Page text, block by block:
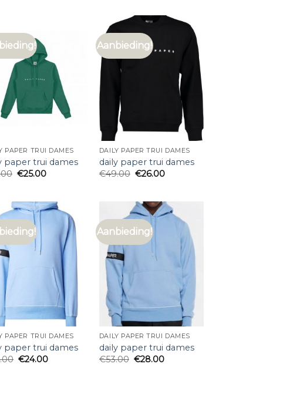
PAPER TRUI DAMES
paper trui dames
€25.00
Aanbieding!
DAILY PAPER TRUI DAMES
daily paper trui dames
€49.00 €26.00
PAPER TRUI DAMES
paper trui dames
€24.00
Aanbieding!
DAILY PAPER TRUI DAMES
daily paper trui dames
€53.00 €28.00